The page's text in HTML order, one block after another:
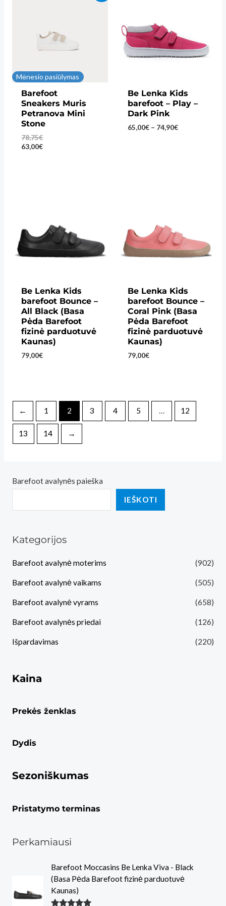
Mėnesio pasiūlymas
Barefoot
Sneakers Muris
Petranova Mini
Stone
78,75€
63,00€
Be Lenka Kids
barefoot – Play –
Dark Pink
65,00€ – 74,90€Price
Be Lenka Kids
barefoot Bounce –
All Black (Basa
Pėda Barefoot
fizinė parduotuvė
Kaunas)
79,00€
Be Lenka Kids
barefoot Bounce –
Coral Pink (Basa
Pėda Barefoot
fizinė parduotuvė
Kaunas)
79,00€
← 1 2 3 4 5 … 12
13 14 →
Barefoot avalynės paieška
IEŠKOTI
Kategorijos
Barefoot avalynė moterims (902)
Barefoot avalynė vaikams (505)
Barefoot avalynė vyrams (658)
Barefoot avalynės priedai (126)
Išpardavimas (220)
Kaina
Prekės ženklas
Dydis
Sezoniškumas
Pristatymo terminas
Perkamiausi
Barefoot Moccasins Be Lenka Viva - Black
(Basa Pėda Barefoot fizinė parduotuvė
Kaunas)